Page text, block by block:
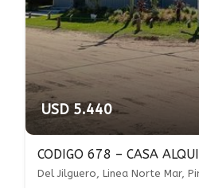
USD 5.440
Del Jilguero, Linea Norte Mar,